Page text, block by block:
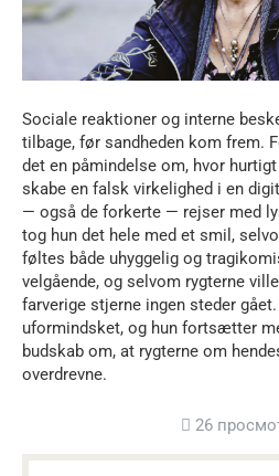
Sociale reaktioner og interne
tilbage, før sandheden kom frem.
det en påmindelse om, hvor
skabe en falsk virkelighed i en
— også de forkerte — rejser med
tog hun det hele med et smil,
føltes både uhyggelig og
velgående, og selvom rygterne
farverige stjerne ingen steder
uformindsket, og hun fortsætter
budskab om, at rygterne om
overdrevne.
26